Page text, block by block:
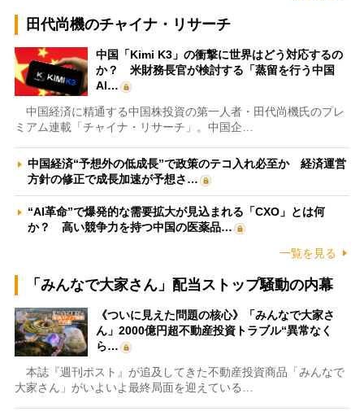
田代尚機のチャイナ・リサーチ
中国「Kimi K3」の衝撃に世界はどう対応するの
か？ 米財務長官が検討する「蒸留を行う中国
AI…
中国経済に精通する中国株投資の第一人者・田代尚機氏のプレ
ミアム連載「チャイナ・リサーチ」。中国企…
中国経済“予想外の低成長”で政策のテコ入れ必至か 経済運営
方針の修正で成長加速が予想さ…
“AI革命”で爆発的な需要拡大が見込まれる「CXO」とは何
か？ 高い競争力を持つ中国の医薬品…
一覧を見る
「みんなで大家さん」配当ストップ騒動の内幕
《ついに見えた問題の核心》「みんなで大家さ
ん」2000億円超不動産投資トラブル“異常なく
ら…
本誌『週刊ポスト』が追及してきた不動産投資商品「みんなで
大家さん」がいよいよ最終局面を迎えている…